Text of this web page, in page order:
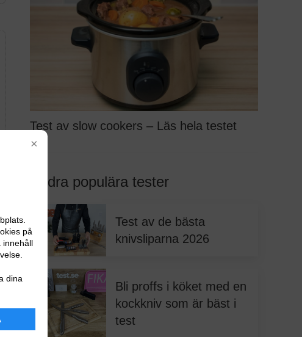
×
på
innehåll
dina
Test av slow cookers – Läs hela testet
Andra populära tester
Test av de bästa
knivsliparna 2026
Bli proffs i köket med en
kockkniv som är bäst i
test